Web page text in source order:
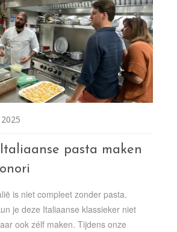
pasta maken
is niet compleet zonder pasta.
je deze Italiaanse klassieker niet
ook zélf maken. Tijdens onze